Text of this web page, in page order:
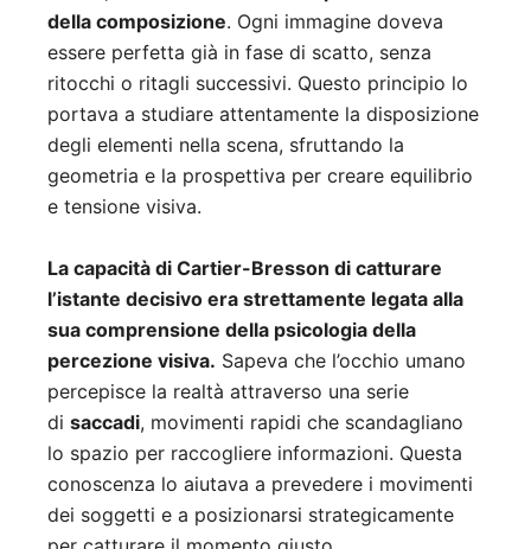
della composizione. Ogni immagine doveva
essere perfetta già in fase di scatto, senza
ritocchi o ritagli successivi. Questo principio lo
portava a studiare attentamente la disposizione
degli elementi nella scena, sfruttando la
geometria e la prospettiva per creare equilibrio
e tensione visiva.
La capacità di Cartier-Bresson di catturare
l’istante decisivo era strettamente legata alla
sua comprensione della psicologia della
percezione visiva. Sapeva che l’occhio umano
percepisce la realtà attraverso una serie
di saccadi, movimenti rapidi che scandagliano
lo spazio per raccogliere informazioni. Questa
conoscenza lo aiutava a prevedere i movimenti
dei soggetti e a posizionarsi strategicamente